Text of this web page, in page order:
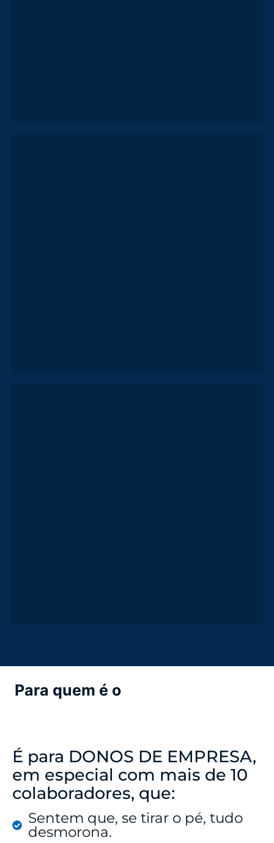
Para quem é o
É para DONOS DE EMPRESA,
em especial com mais de 10
colaboradores, que:
Sentem que, se tirar o pé, tudo
desmorona.